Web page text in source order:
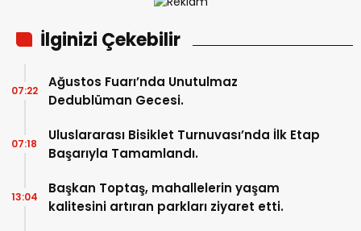
İlginizi Çekebilir
Ağustos Fuarı’nda Unutulmaz
Dedublüman Gecesi.
07:22
Uluslararası Bisiklet Turnuvası’nda İlk Etap
Başarıyla Tamamlandı.
07:18
Başkan Toptaş, mahallelerin yaşam
kalitesini artıran parkları ziyaret etti.
13:04